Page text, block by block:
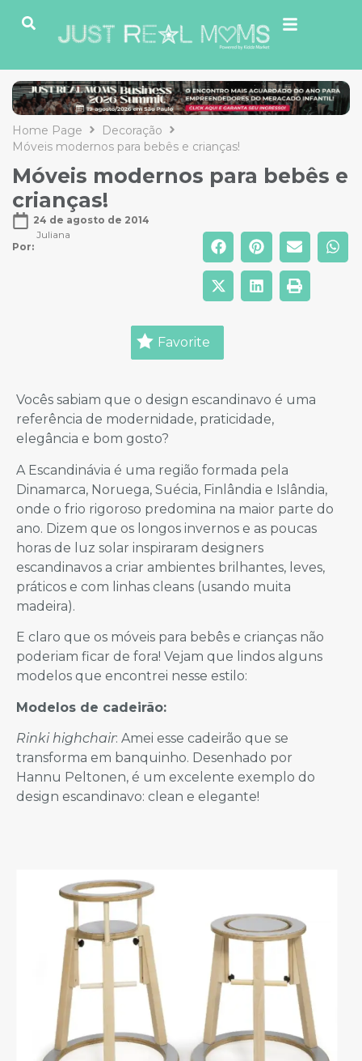
Home Page
Decoração
Móveis modernos para bebês e crianças!
Móveis modernos para bebês e
crianças!
24 de agosto de 2014
Por:
Juliana
Favorite
Vocês sabiam que o design escandinavo é uma
referência de modernidade, praticidade,
elegância e bom gosto?
A Escandinávia é uma região formada pela
Dinamarca, Noruega, Suécia, Finlândia e Islândia,
onde o frio rigoroso predomina na maior parte do
ano. Dizem que os longos invernos e as poucas
horas de luz solar inspiraram designers
escandinavos a criar ambientes brilhantes, leves,
práticos e com linhas cleans (usando muita
madeira).
E claro que os móveis para bebês e crianças não
poderiam ficar de fora! Vejam que lindos alguns
modelos que encontrei nesse estilo:
Modelos de cadeirão:
Rinki highchair: Amei esse cadeirão que se
transforma em banquinho. Desenhado por
Hannu Peltonen, é um excelente exemplo do
design escandinavo: clean e elegante!